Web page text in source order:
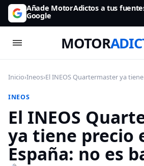
Añade MotorAdictos a tus
Google
MOTOR
Inicio›Ineos›El INEOS Quartermaster ya
INEOS
El INEOS
ya tiene precio
España: no es